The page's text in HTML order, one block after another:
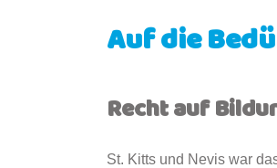
Auf die
Recht auf
St. Kitts und Nevis war